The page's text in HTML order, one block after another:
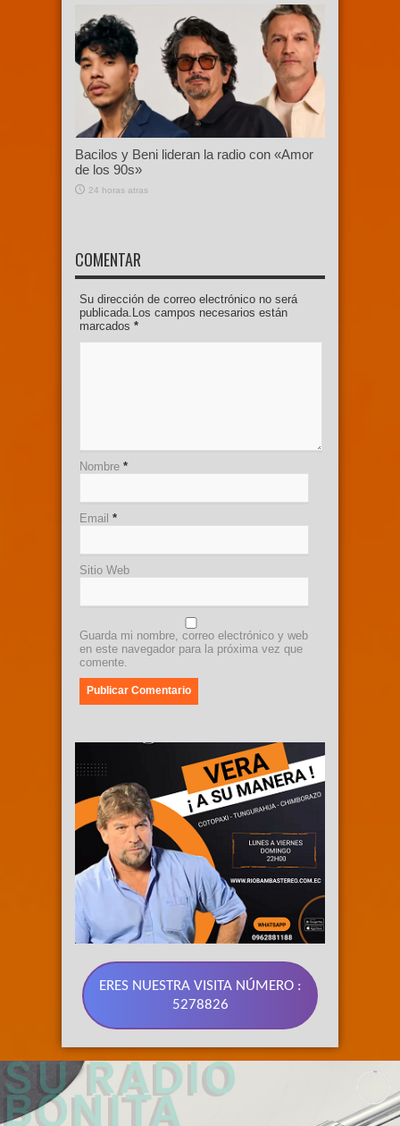
Bacilos y Beni lideran la radio con «Amor
de los 90s»
24 horas atras
COMENTAR
Su dirección de correo electrónico no será
publicada.Los campos necesarios están
marcados *
Nombre *
Email *
Sitio Web
Guarda mi nombre, correo electrónico y web
en este navegador para la próxima vez que
comente.
ERES NUESTRA VISITA NÚMERO :
5278826
89.3 FM